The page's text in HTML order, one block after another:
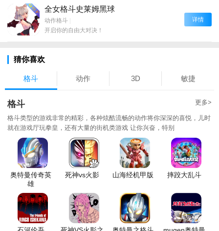
全女格斗史莱姆黑球
动作格斗 |
开启你的自由大对决！
详情
猜你喜欢
格斗 动作 3D 敏捷
格斗 更多>
格斗类型的游戏非常的精彩，各种炫酷流畅的动作将你深深的喜悦，儿时
就在游戏厅玩拳皇，还有大量的街机类游戏 让你兴奋，特别
奥特曼传奇英
雄
死神vs火影 山海经机甲版 摔跤大乱斗